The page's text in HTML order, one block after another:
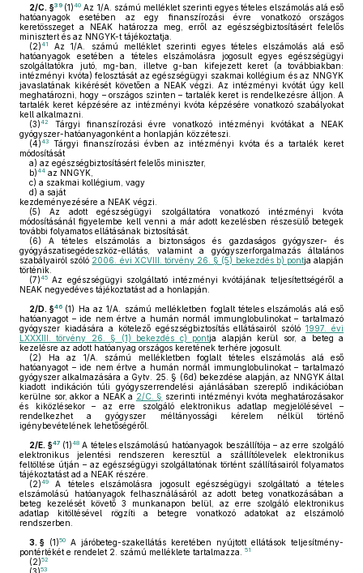
2/C. §39 (1)40 Az 1/A. számú melléklet szerinti egyes tételes elszámolás alá eső
hatóanyagok esetében az egy finanszírozási évre vonatkozó országos
keretösszeget a NEAK határozza meg, erről az egészségbiztosításért felelős
minisztert és az NNGYK-t tájékoztatja.
(2)41
Az 1/A. számú melléklet szerinti egyes tételes elszámolás alá eső
hatóanyagok esetében a tételes elszámolásra jogosult egyes egészségügyi
szolgáltatókra jutó, mg-ban, illetve g-ban kifejezett keret (a továbbiakban:
intézményi kvóta) felosztását az egészségügyi szakmai kollégium és az NNGYK
javaslatának kikérését követően a NEAK végzi. Az intézményi kvótát úgy kell
meghatározni, hogy – országos szinten – tartalék keret is rendelkezésre álljon. A
tartalék keret képzésére az intézményi kvóta képzésére vonatkozó szabályokat
kell alkalmazni.
(3)42
Tárgyi finanszírozási évre vonatkozó intézményi kvótákat a NEAK
gyógyszer-hatóanyagonként a honlapján közzéteszi.
(4)43
Tárgyi finanszírozási évben az intézményi kvóta és a tartalék keret
módosítását
a) az egészségbiztosításért felelős miniszter,
b)44 az NNGYK,
c) a szakmai kollégium, vagy
d) a saját
kezdeményezésére a NEAK végzi.
(5) Az adott egészségügyi szolgáltatóra vonatkozó intézményi kvóta
módosításánál figyelembe kell venni a már adott kezelésben részesülő betegek
további folyamatos ellátásának biztosítását.
(6) A tételes elszámolás a biztonságos és gazdaságos gyógyszer- és
gyógyászatisegédeszköz-ellátás, valamint a gyógyszerforgalmazás általános
szabályairól szóló 2006. évi XCVIII. törvény 26. § (5) bekezdés b) pontja alapján
történik.
(7)45 Az egészségügyi szolgáltató intézményi kvótájának teljesítettségéről a
NEAK negyedéves tájékoztatást ad a honlapján.
2/D. §46 (1) Ha az 1/A. számú mellékletben foglalt tételes elszámolás alá eső
hatóanyagot – ide nem értve a humán normál immunglobulinokat – tartalmazó
gyógyszer kiadására a kötelező egészségbiztosítás ellátásairól szóló1997. évi
LXXXIII. törvény 26. § (1) bekezdés c) pontja alapján kerül sor, a beteg a
kezelésre az adott hatóanyag országos keretének terhére jogosult.
(2) Ha az 1/A. számú mellékletben foglalt tételes elszámolás alá eső
hatóanyagot – ide nem értve a humán normál immunglobulinokat – tartalmazó
gyógyszer alkalmazására a Gytv. 25. § (6d) bekezdése alapján, az NNGYK által
kiadott indikáción túli gyógyszerrendelési ajánlásában szereplő indikációban
kerülne sor, akkor a NEAK a 2/C. § szerinti intézményi kvóta meghatározásakor
és kiközlésekor – az erre szolgáló elektronikus adatlap megjelölésével –
rendelkezhet a gyógyszer méltányossági kérelem nélkül történő
igénybevételének lehetőségéről.
2/E. §47 (1)48A tételes elszámolású hatóanyagok beszállítója – az erre szolgáló
elektronikus jelentési rendszeren keresztül a szállítólevelek elektronikus
feltöltése útján – az egészségügyi szolgáltatónak történt szállításairól folyamatos
tájékoztatást ad a NEAK részére.
(2)49
A tételes elszámolásra jogosult egészségügyi szolgáltató a tételes
elszámolású hatóanyagok felhasználásáról az adott beteg vonatkozásában a
beteg kezelését követő 3 munkanapon belül, az erre szolgáló elektronikus
adatlap kitöltésével rögzíti a betegre vonatkozó adatokat az elszámoló
rendszerben.
3. § (1)50
A járóbeteg-szakellátás keretében nyújtott ellátások teljesítmény-
pontértékét e rendelet 2. számú melléklete tartalmazza.
51
(2)52
53